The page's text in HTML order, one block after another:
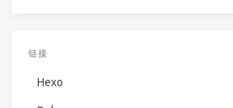
链接
Hexo